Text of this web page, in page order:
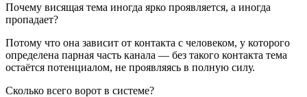
Почему висящая тема иногда ярко проявляется, а иногда
пропадает?
Потому что она зависит от контакта с человеком, у которого
определена парная часть канала — без такого контакта тема
остаётся потенциалом, не проявляясь в полную силу.
Сколько всего ворот в системе?